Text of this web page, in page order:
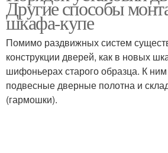
Замки для дверей
Другие способы
шкафа-купе
Помимо раздвижных систем
конструкции дверей, как в новых
шифоньерах старого образца. К ним
подвесные дверные полотна и
(гармошки).